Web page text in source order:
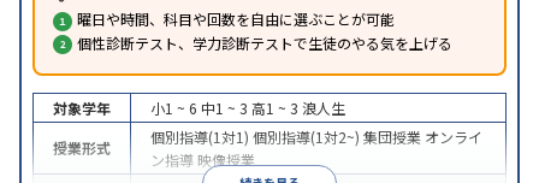
曜日や時間、科目や回数を自由に選ぶことが可能
個性診断テスト、学力診断テストで生徒のやる気を上げる
対象学年 小1 ~ 6 中1 ~ 3 高1 ~ 3 浪人生
授業形式
個別指導(1対1) 個別指導(1対2~) 集団授業 オンライ
ン指導 映像授業